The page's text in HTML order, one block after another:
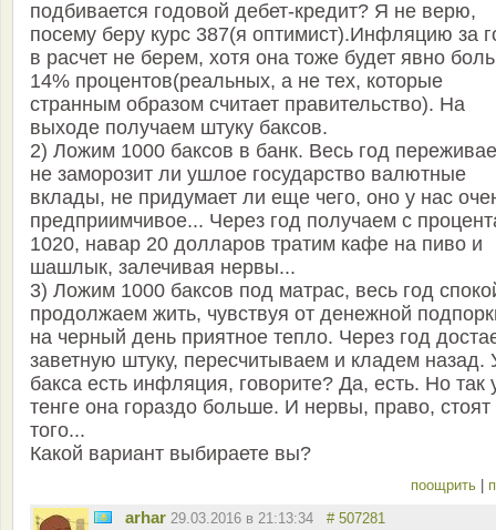
подбивается годовой дебет-кредит? Я не верю,
посему беру курс 387(я оптимист).Инфляцию за
в расчет не берем, хотя она тоже будет явно
14% процентов(реальных, а не тех, которые
странным образом считает правительство). На
выходе получаем штуку баксов.
2) Ложим 1000 баксов в банк. Весь год
не заморозит ли ушлое государство валютные
вклады, не придумает ли еще чего, оно у нас
предприимчивое... Через год получаем с
1020, навар 20 долларов тратим кафе на пиво и
шашлык, залечивая нервы...
3) Ложим 1000 баксов под матрас, весь год
продолжаем жить, чувствуя от денежной
на черный день приятное тепло. Через год
заветную штуку, пересчитываем и кладем назад.
бакса есть инфляция, говорите? Да, есть. Но так
тенге она гораздо больше. И нервы, право, стоят
того...
Какой вариант выбираете вы?
поощрить
arhar 29.03.2016 в 21:13:34 # 507281